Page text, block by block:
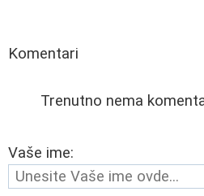
Komentari
Trenutno nema
Vaše ime: